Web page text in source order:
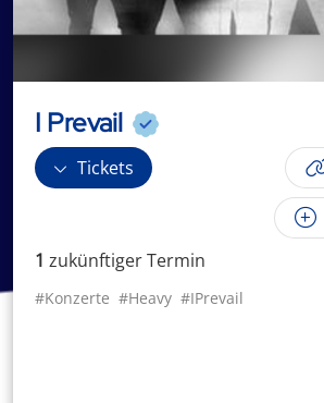
I Prevail
Tickets
1 zukünftigerTermin
#Konzerte #Heavy #IPrevail